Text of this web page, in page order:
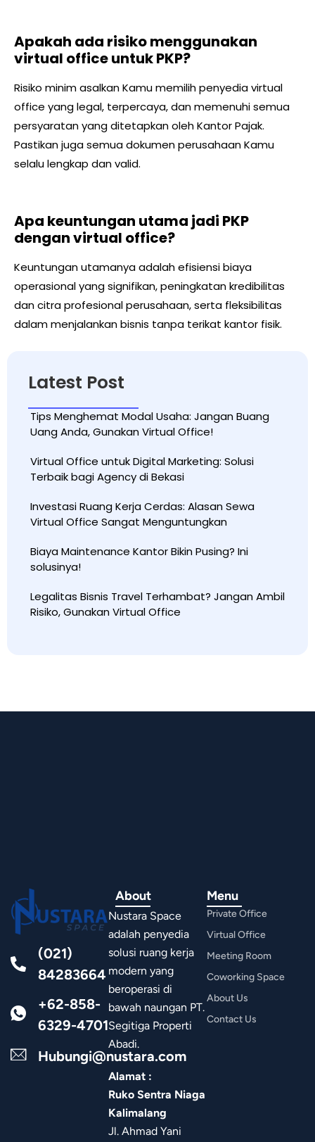
Apakah ada risiko menggunakan
virtual office untuk PKP?
Risiko minim asalkan Kamu memilih penyedia virtual
office yang legal, terpercaya, dan memenuhi semua
persyaratan yang ditetapkan oleh Kantor Pajak.
Pastikan juga semua dokumen perusahaan Kamu
selalu lengkap dan valid.
Apa keuntungan utama jadi PKP
dengan virtual office?
Keuntungan utamanya adalah efisiensi biaya
operasional yang signifikan, peningkatan kredibilitas
dan citra profesional perusahaan, serta fleksibilitas
dalam menjalankan bisnis tanpa terikat kantor fisik.
Latest Post
Tips Menghemat Modal Usaha: Jangan Buang
Uang Anda, Gunakan Virtual Office!
Virtual Office untuk Digital Marketing: Solusi
Terbaik bagi Agency di Bekasi
Investasi Ruang Kerja Cerdas: Alasan Sewa
Virtual Office Sangat Menguntungkan
Biaya Maintenance Kantor Bikin Pusing? Ini
solusinya!
Legalitas Bisnis Travel Terhambat? Jangan Ambil
Risiko, Gunakan Virtual Office
(021)
84283664
+62-858-
6329-4701
Hubungi@nustara.com
About
Nustara Space
adalah penyedia
solusi ruang kerja
modern yang
beroperasi di
bawah naungan PT.
Segitiga Properti
Abadi.
Alamat :
Ruko Sentra Niaga
Kalimalang
Jl. Ahmad Yani
Menu
Private Office
Virtual Office
Meeting Room
Coworking Space
About Us
Contact Us